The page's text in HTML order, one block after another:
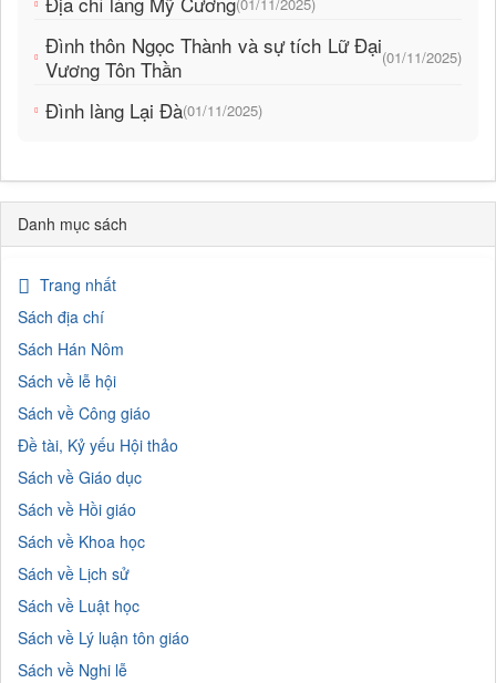
Đình thôn Ngọc Thành và sự tích Lữ Đại
Vương Tôn Thần
(01/11/2025)
Đình làng Lại Đà(01/11/2025)
Danh mục sách
Trang nhất
Sách địa chí
Sách Hán Nôm
Sách về lễ hội
Sách về Công giáo
Đề tài, Kỷ yếu Hội thảo
Sách về Giáo dục
Sách về Hồi giáo
Sách về Khoa học
Sách về Lịch sử
Sách về Luật học
Sách về Lý luận tôn giáo
Sách về Nghi lễ